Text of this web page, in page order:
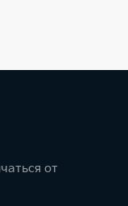
от